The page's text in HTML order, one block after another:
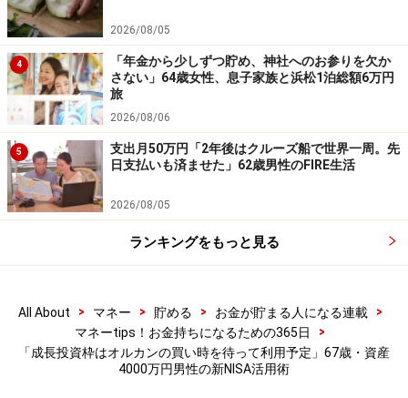
「基本としては『高配当株の長期投資』を考えたい。山
崎元氏の教え『長期、分散、低コスト』を基本としなが
ら、高配当株をこつこつ買いため、将来的には年間配当
360万円を目指したい」と展望を語ります。
長期投資の大切さについては、「投資を始めた20年以上
前に買った『さわかみファンド』や『MHAM株式オープ
ン』が約40万円だったものが、どちらも100万円ほど利
益が出ている」ことからも実感しているそう。
きるだけ投資信託などに替えていきたい」とのこと。
また「日本円の比率が高いので、ドル資産を増やした
2026/08/05
4
「年金から少しずつ貯め、神社へのお参りを欠か
さない」64歳女性、息子家族と浜松1泊総額6万円
旅
2026/08/06
5
支出月50万円「2年後はクルーズ船で世界一周。先
日支払いも済ませた」62歳男性のFIRE生活
2026/08/05
ランキングをもっと見る
All About > マネー > 貯める > お金が貯まる人になる連載
>
マネーtips！お金持ちになるための365日
>
「成長投資枠はオルカンの買い時を待って利用予定」67歳・資産
4000万円男性の新NISA活用術